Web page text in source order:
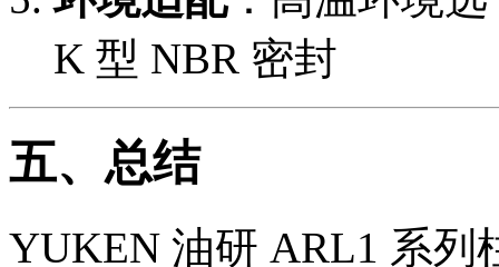
K 型 NBR 密封
五、总结
YUKEN 油研 ARL1 系列